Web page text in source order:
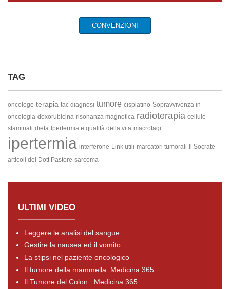
CONVENZIONI
TAG
oncologo terapia tac diagnosi tumore cisplatino Sopravvivenza in
oncologia doxorubicina risonanza magnetica radioterapia cellule
staminali dieta Ipertermia e qualità della vita macrofagi
ipertermia interferone Link utili marcatori tumorali Il Socrate
articoli del Dott Pastore sarcoma
ULTIMI VIDEO
Leggere le analisi del sangue
Gestire la nausea ed il vomito
La stipsi nel paziente oncologico
Il tumore della mammella: Medicina 365
Il Tumore del Colon : Medicina 365